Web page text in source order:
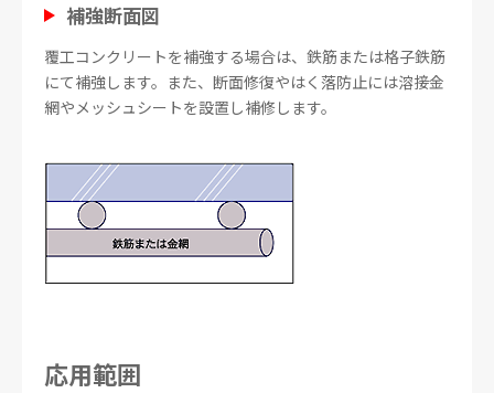
補強断面図
覆工コンクリートを補強する場合は、鉄筋または格子鉄筋
にて補強します。また、断面修復やはく落防止には溶接金
網やメッシュシートを設置し補修します。
応用範囲